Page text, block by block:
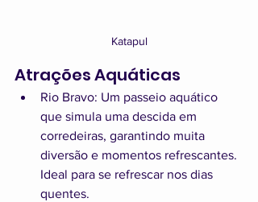
Katapul
Atrações Aquáticas
Rio Bravo: Um passeio aquático
que simula uma descida em
corredeiras, garantindo muita
diversão e momentos refrescantes.
Ideal para se refrescar nos dias
quentes.